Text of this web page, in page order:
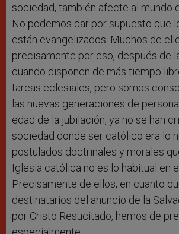
sociedad, también afecte al mundo
No podemos dar por supuesto que
están evangelizados. Muchos de
precisamente por eso, después de
cuando disponen de más tiempo
tareas eclesiales, pero somos
las nuevas generaciones de
edad de la jubilación, ya no se han
sociedad donde ser católico era lo
postulados doctrinales y morales
Iglesia católica no es lo habitual en
Precisamente de ellos, en cuanto
destinatarios del anuncio de la
por Cristo Resucitado, hemos de